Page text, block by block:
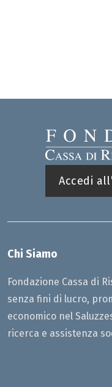
Accedi
Chi Siamo
Fondazione Cassa di
senza fini di lucro,
economico nel
ricerca e assistenza